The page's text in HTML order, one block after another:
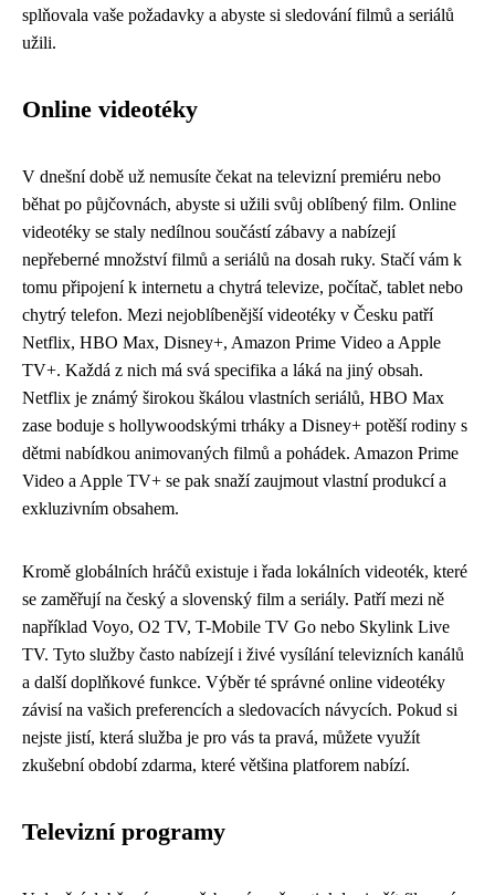
splňovala vaše požadavky a abyste si sledování filmů a seriálů
užili.
Online videotéky
V dnešní době už nemusíte čekat na televizní premiéru nebo
běhat po půjčovnách, abyste si užili svůj oblíbený film. Online
videotéky se staly nedílnou součástí zábavy a nabízejí
nepřeberné množství filmů a seriálů na dosah ruky. Stačí vám k
tomu připojení k internetu a chytrá televize, počítač, tablet nebo
chytrý telefon. Mezi nejoblíbenější videotéky v Česku patří
Netflix, HBO Max, Disney+, Amazon Prime Video a Apple
TV+. Každá z nich má svá specifika a láká na jiný obsah.
Netflix je známý širokou škálou vlastních seriálů, HBO Max
zase boduje s hollywoodskými trháky a Disney+ potěší rodiny s
dětmi nabídkou animovaných filmů a pohádek. Amazon Prime
Video a Apple TV+ se pak snaží zaujmout vlastní produkcí a
exkluzivním obsahem.
Kromě globálních hráčů existuje i řada lokálních videoték, které
se zaměřují na český a slovenský film a seriály. Patří mezi ně
například Voyo, O2 TV, T-Mobile TV Go nebo Skylink Live
TV. Tyto služby často nabízejí i živé vysílání televizních kanálů
a další doplňkové funkce. Výběr té správné online videotéky
závisí na vašich preferencích a sledovacích návycích. Pokud si
nejste jistí, která služba je pro vás ta pravá, můžete využít
zkušební období zdarma, které většina platforem nabízí.
Televizní programy